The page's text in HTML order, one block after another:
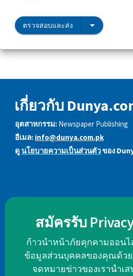
ตรวจสอบและส่ง
เกี่ยวกับ
อุตสาหกรรม: Newspaper Publishing
อีเมล: info@dunya.com.pk
ดูนโยบายความเป็นส่วนตัวของ
สมัครรับ
ก้าวนำหน้าภัยคุกคามออน
ข้อมูลส่วนบุคคลของคุณด้วย
จดหมายข่าวของเรานำเ